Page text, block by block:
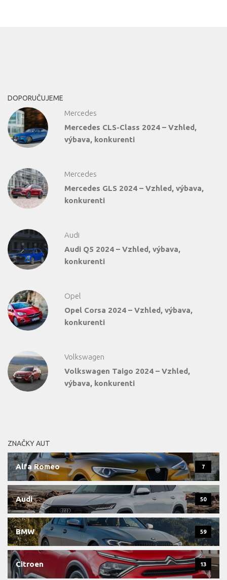
DOPORUČUJEME
Mercedes
Mercedes CLS-Class 2024 – Vzhled,
výbava, konkurenti
Mercedes
Mercedes GLS 2024 – Vzhled, výbava,
konkurenti
Audi
Audi Q5 2024 – Vzhled, výbava,
konkurenti
Opel
Opel Corsa 2024 – Vzhled, výbava,
konkurenti
Volkswagen
Volkswagen Taigo 2024 – Vzhled,
výbava, konkurenti
ZNAČKY AUT
Alfa Romeo 7
Audi 50
BMW 59
Citroen 13